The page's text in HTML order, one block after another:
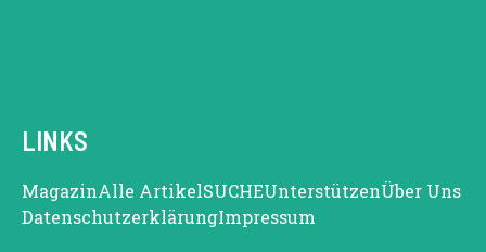
LINKS
MagazinAlle ArtikelSUCHEUnterstützenÜber Uns
DatenschutzerklärungImpressum